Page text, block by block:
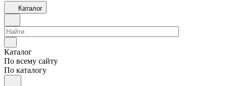
Каталог
Каталог
По всему сайту
По каталогу